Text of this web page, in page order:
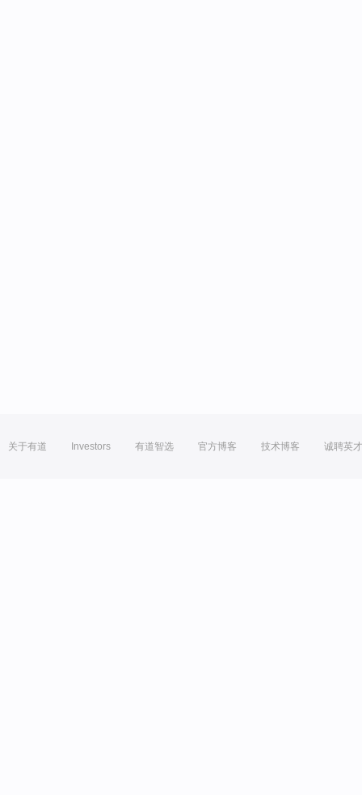
关于有道 Investors 有道智选 官方博客 技术博客 诚聘英才